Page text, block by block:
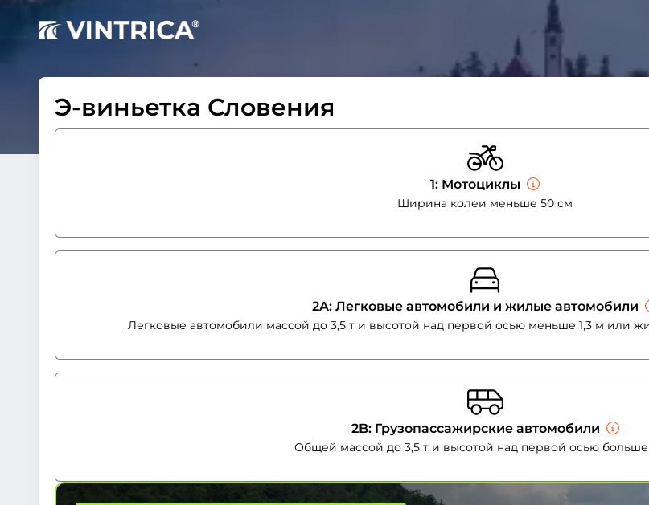
Э-виньетка Словения
1: Мотоциклы
Ширина колеи меньше 50 см
2A: Легковые автомобили и жилые автомобили
Легковые автомобили массой до 3,5 т и высотой над первой осью меньше 1,3 м или
2B: Грузопассажирские автомобили
Общей массой до 3,5 т и высотой над первой осью больше